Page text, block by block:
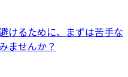
けるために、まずは苦手な
ませんか？